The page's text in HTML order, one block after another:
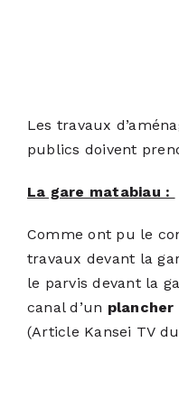
Les travaux
publics doivent
La gare matabiau :
Comme ont pu le
travaux devant la
le parvis devant la
canal d’un plancher
(Article Kansei TV